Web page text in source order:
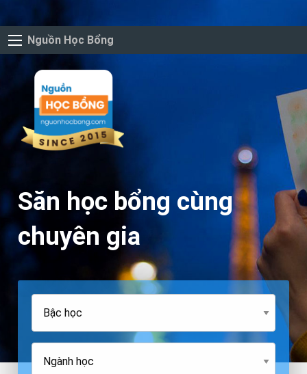
Nguồn Học Bổng
Săn học bổng cùng
chuyên gia